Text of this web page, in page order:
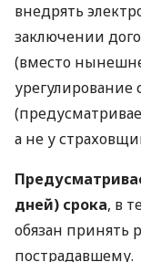
внедрять
заключении
(вместо
урегулирование
а не у
дней) срока, в
обязан принять
пострадавшему.